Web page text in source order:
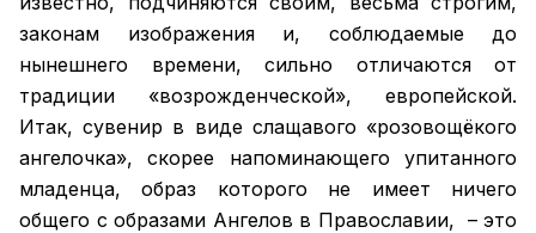
законам изображения и, соблюдаемые до
нынешнего времени, сильно отличаются от
традиции «возрожденческой», европейской.
Итак, сувенир в виде слащавого «розовощёкого
ангелочка», скорее напоминающего упитанного
младенца, образ которого не имеет ничего
общего с образами Ангелов в Православии, – это